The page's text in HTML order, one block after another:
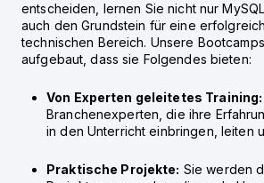
entscheiden, lernen Sie nicht nur
auch den Grundstein für eine
technischen Bereich. Unsere
aufgebaut, dass sie Folgendes bieten:
Von Experten geleitetes Training:
Branchenexperten, die ihre
in den Unterricht einbringen, leiten
Praktische Projekte: Sie werden